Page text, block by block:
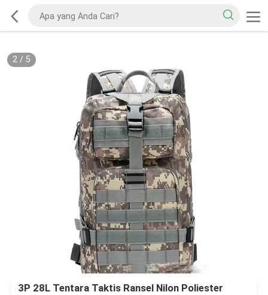
2/ 5
3P 28L Tentara Taktis Ransel Nilon Poliester